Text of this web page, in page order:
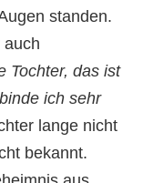
standen.
auch
Tochter, das ist
ich sehr
lange nicht
bekannt.